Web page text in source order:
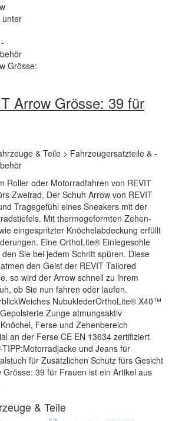
Arrow Grösse: 39 für
& Teile > Fahrzeugersatzteile & -
Roller oder Motorradfahren von REVIT
Zweirad. Der Schuh Arrow von REVIT
Tragegefühl eines Sneakers mit der
Mit thermogeformten Zehen-
eingespritzter Knöchelabdeckung erfüllt
Eine OrthoLite® Einlegesohle
Sie bei jedem Schritt spüren. Diese
den Geist der REVIT Tailored
so wird der Arrow schnell zu ihrem
ob Sie nun fahren oder laufen.
NubuklederOrthoLite® X40™
Zunge atmungsaktiv
Ferse und Zehenbereich
an der Ferse CE EN 13634 zertifiziert
und Jeans für
für Zusätzlichen Schutz fürs Gesicht
Grösse: 39 für Frauen ist ein Artikel aus
& Teile